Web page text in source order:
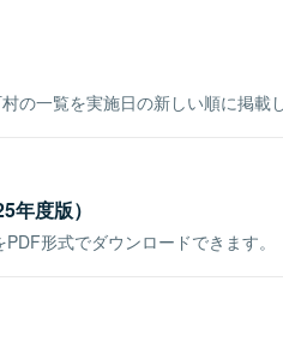
の一覧を実施日の新しい順に掲載
年度版）
形式でダウンロードできます。